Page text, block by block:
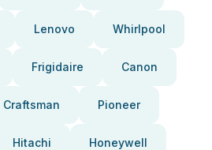
Lenovo Whirlpool
Frigidaire Canon
Craftsman Pioneer
Hitachi Honeywell